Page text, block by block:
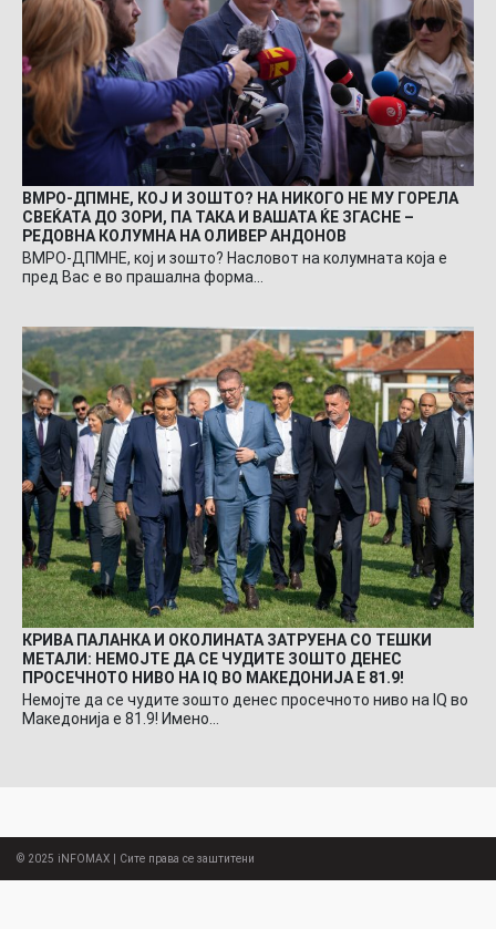
ВМРО-ДПМНЕ, КОЈ И ЗОШТО? НА НИКОГО НЕ МУ ГОРЕЛА
СВЕЌАТА ДО ЗОРИ, ПА ТАКА И ВАШАТА ЌЕ ЗГАСНЕ –
РЕДОВНА КОЛУМНА НА ОЛИВЕР АНДОНОВ
ВМРО-ДПМНЕ, кој и зошто? Насловот на колумната која е
пред Вас е во прашална форма…
КРИВА ПАЛАНКА И ОКОЛИНАТА ЗАТРУЕНА СО ТЕШКИ
МЕТАЛИ: НЕМОЈТЕ ДА СЕ ЧУДИТЕ ЗОШТО ДЕНЕС
ПРОСЕЧНОТО НИВО НА IQ ВО МАКЕДОНИЈА Е 81.9!
Немојте да се чудите зошто денес просечното ниво на IQ во
Македонија е 81.9! Имено…
© 2025 iNFOMAX | Сите права се заштитени